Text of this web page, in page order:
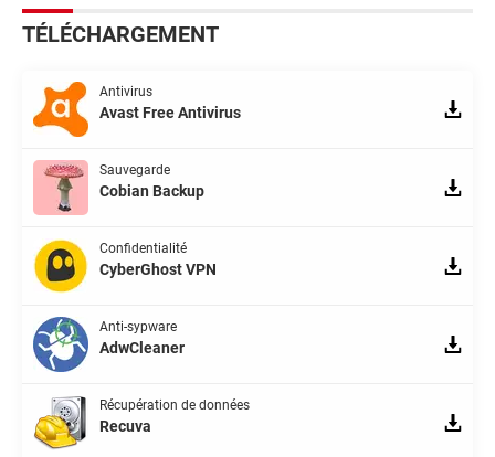
TÉLÉCHARGEMENT
Antivirus
Avast Free Antivirus
Sauvegarde
Cobian Backup
Confidentialité
CyberGhost VPN
Anti-sypware
AdwCleaner
Récupération de données
Recuva